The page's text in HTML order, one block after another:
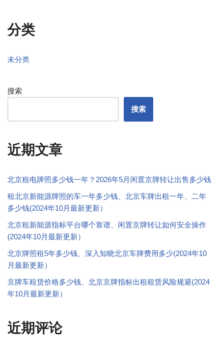
分类
未分类
搜索
搜索
近期文章
北京租电牌照多少钱一年？2026年5月闲置京牌转让出售多少钱
租北京新能源牌照的车一年多少钱、北京车牌出租一年、二年
多少钱(2024年10月最新更新）
北京租新能源指标平台哪个靠谱、闲置京牌转让如何安全操作
(2024年10月最新更新）
北京牌照租5年多少钱、深入知晓北京车牌费用多少(2024年10
月最新更新）
京牌车租赁价格多少钱、北京京牌指标出租租赁风险规避(2024
年10月最新更新）
近期评论